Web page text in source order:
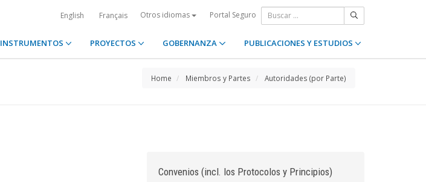
English Français Otros idiomas Portal Seguro
INSTRUMENTOS PROYECTOS GOBERNANZA PUBLICACIONES Y ESTUDIOS
Home Miembros y Partes Autoridades (por Parte)
Convenios (incl. los Protocolos y Principios)